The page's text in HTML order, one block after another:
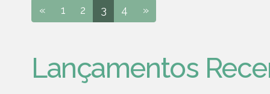
« 1 2 3 4 »
Lançamentos